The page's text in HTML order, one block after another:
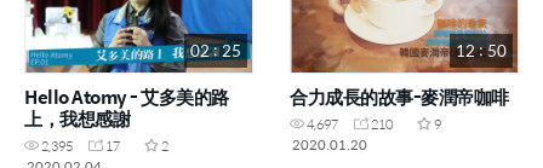
02 : 25
Hello Atomy - 艾多美的路
上，我想感謝
2,395 17
2
12 : 50
合力成長的故事-麥潤帝咖啡
4,697 210
9
2020.01.20